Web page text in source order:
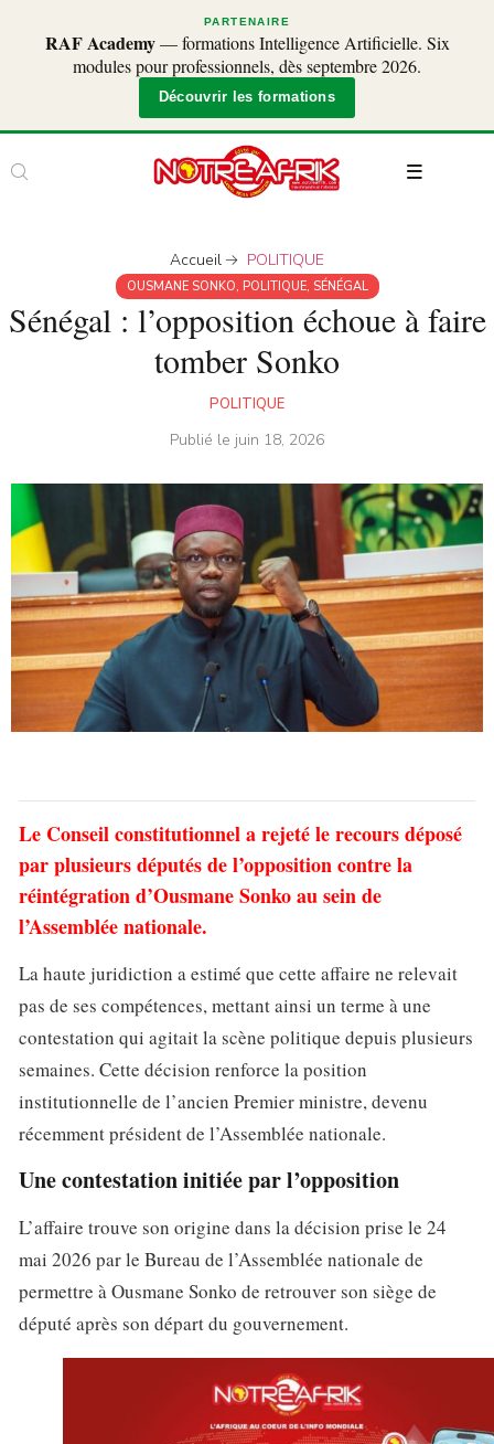
PARTENAIRE
RAF Academy— formations Intelligence Artificielle. Six
modules pour professionnels, dès septembre 2026.
Découvrir les formations
Accueil POLITIQUE
OUSMANE SONKO, POLITIQUE, SÉNÉGAL
Sénégal : l’opposition échoue à faire
tomber Sonko
POLITIQUE
Publié le juin 18, 2026
Le Conseil constitutionnel a rejeté le recours déposé
par plusieurs députés de l’opposition contre la
réintégration d’Ousmane Sonko au sein de
l’Assemblée nationale.
La haute juridiction a estimé que cette affaire ne relevait
pas de ses compétences, mettant ainsi un terme à une
contestation qui agitait la scène politique depuis plusieurs
semaines. Cette décision renforce la position
institutionnelle de l’ancien Premier ministre, devenu
récemment président de l’Assemblée nationale.
Une contestation initiée par l’opposition
L’affaire trouve son origine dans la décision prise le 24
mai 2026 par le Bureau de l’Assemblée nationale de
permettre à Ousmane Sonko de retrouver son siège de
député après son départ du gouvernement.